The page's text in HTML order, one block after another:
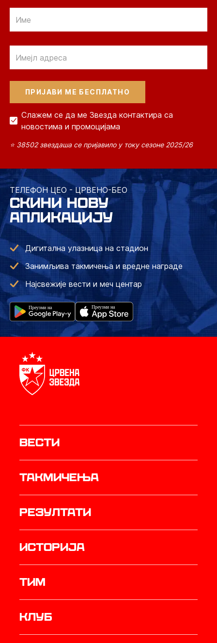
Слажем се да ме Звезда контактира са
новостима и промоцијама
⭐ 38502 звездаша се пријавило у току сезоне 2025/26
ТЕЛЕФОН ЦЕО - ЦРВЕНО-БЕО
СКИНИ НОВУ
АПЛИКАЦИЈУ
Дигитална улазница на стадион
Занимљива такмичења и вредне награде
Најсвежије вести и меч центар
Вести
Такмичења
резултати
историја
ТИМ
Клуб